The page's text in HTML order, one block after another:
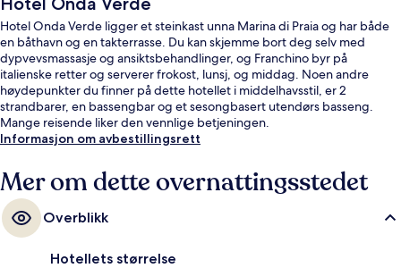
Hotel Onda Verde ligger et steinkast unna Marina di Praia og har både
en båthavn og en takterrasse. Du kan skjemme bort deg selv med
dypvevsmassasje og ansiktsbehandlinger, og Franchino byr på
italienske retter og serverer frokost, lunsj, og middag. Noen andre
høydepunkter du finner på dette hotellet i middelhavsstil, er 2
strandbarer, en bassengbar og et sesongbasert utendørs basseng.
Mange reisende liker den vennlige betjeningen.
Informasjon om avbestillingsrett
Mer om dette overnattingsstedet
Overblikk
Hotellets størrelse